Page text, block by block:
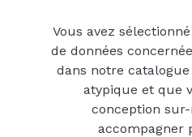
Vous avez
de données
dans notre
atypique et que
conception
accompagner